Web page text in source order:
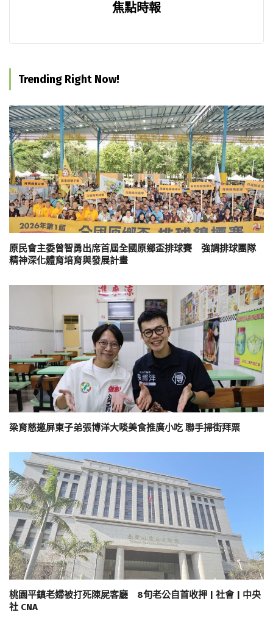
焦點時報
Trending Right Now!
原民會主委曾智勇出席首屆全國原鄉盃排球賽 強調排球團隊
精神深化體育培育與發展計畫
梁育慈邀屏東子弟張博洋大啖美食推廣小吃 聯手掃街拜票
桃園平鎮老婦被打死陳屍客廳 8旬老公自首收押 | 社會 | 中央
社 CNA